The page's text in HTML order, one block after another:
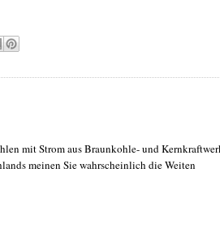
mit Strom aus Braunkohle- und
meinen Sie wahrscheinlich die Weiten